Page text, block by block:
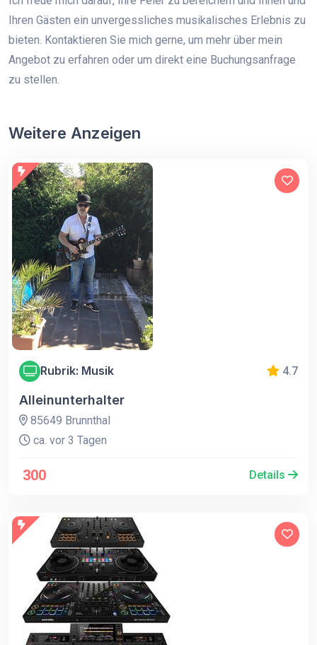
Ihren Gästen ein unvergessliches musikalisches Erlebnis zu
bieten. Kontaktieren Sie mich gerne, um mehr über mein
Angebot zu erfahren oder um direkt eine Buchungsanfrage
zu stellen.
Weitere Anzeigen
Rubrik: Musik 4.7
Alleinunterhalter
85649 Brunnthal
ca. vor 3 Tagen
300 Details